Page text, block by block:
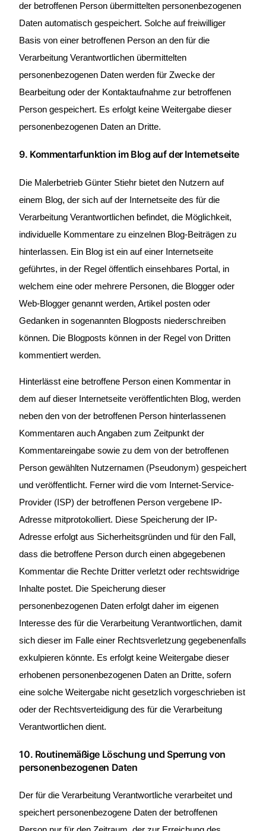
der betroffenen Person übermittelten personenbezogenen
Daten automatisch gespeichert. Solche auf freiwilliger
Basis von einer betroffenen Person an den für die
Verarbeitung Verantwortlichen übermittelten
personenbezogenen Daten werden für Zwecke der
Bearbeitung oder der Kontaktaufnahme zur betroffenen
Person gespeichert. Es erfolgt keine Weitergabe dieser
personenbezogenen Daten an Dritte.
9. Kommentarfunktion im Blog auf der Internetseite
Die Malerbetrieb Günter Stiehr bietet den Nutzern auf
einem Blog, der sich auf der Internetseite des für die
Verarbeitung Verantwortlichen befindet, die Möglichkeit,
individuelle Kommentare zu einzelnen Blog-Beiträgen zu
hinterlassen. Ein Blog ist ein auf einer Internetseite
geführtes, in der Regel öffentlich einsehbares Portal, in
welchem eine oder mehrere Personen, die Blogger oder
Web-Blogger genannt werden, Artikel posten oder
Gedanken in sogenannten Blogposts niederschreiben
können. Die Blogposts können in der Regel von Dritten
kommentiert werden.
Hinterlässt eine betroffene Person einen Kommentar in
dem auf dieser Internetseite veröffentlichten Blog, werden
neben den von der betroffenen Person hinterlassenen
Kommentaren auch Angaben zum Zeitpunkt der
Kommentareingabe sowie zu dem von der betroffenen
Person gewählten Nutzernamen (Pseudonym) gespeichert
und veröffentlicht. Ferner wird die vom Internet-Service-
Provider (ISP) der betroffenen Person vergebene IP-
Adresse mitprotokolliert. Diese Speicherung der IP-
Adresse erfolgt aus Sicherheitsgründen und für den Fall,
dass die betroffene Person durch einen abgegebenen
Kommentar die Rechte Dritter verletzt oder rechtswidrige
Inhalte postet. Die Speicherung dieser
personenbezogenen Daten erfolgt daher im eigenen
Interesse des für die Verarbeitung Verantwortlichen, damit
sich dieser im Falle einer Rechtsverletzung gegebenenfalls
exkulpieren könnte. Es erfolgt keine Weitergabe dieser
erhobenen personenbezogenen Daten an Dritte, sofern
eine solche Weitergabe nicht gesetzlich vorgeschrieben ist
oder der Rechtsverteidigung des für die Verarbeitung
Verantwortlichen dient.
10. Routinemäßige Löschung und Sperrung von
personenbezogenen Daten
Der für die Verarbeitung Verantwortliche verarbeitet und
speichert personenbezogene Daten der betroffenen